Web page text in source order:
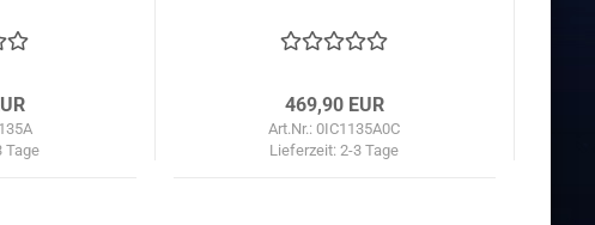
Tage
469,90 EUR
Art.Nr.: 0IC1135A0C
Lieferzeit:2-3 Tage